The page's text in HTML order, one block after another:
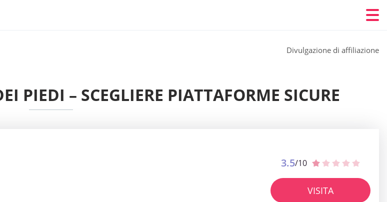
Divulgazione di affiliazione
PIEDI – SCEGLIERE PIATTAFORME SICURE
3.5/10
VISITA